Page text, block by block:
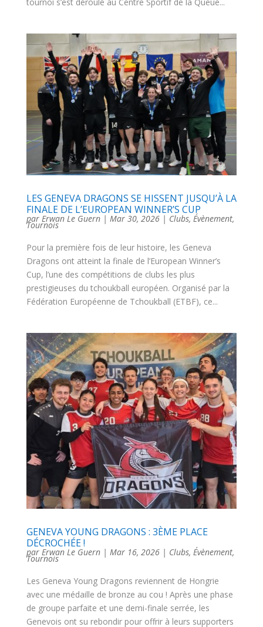
LES GENEVA DRAGONS SE HISSENT JUSQU’À LA
FINALE DE L’EUROPEAN WINNER’S CUP
par Erwan Le Guern| Mar 30, 2026| Clubs, Évènement,
Tournois
Pour la première fois de leur histoire, les Geneva
Dragons ont atteint la finale de l’European Winner’s
Cup, l’une des compétitions de clubs les plus
prestigieuses du tchoukball européen. Organisé par la
Fédération Européenne de Tchoukball (ETBF), ce...
GENEVA YOUNG DRAGONS : 3ÈME PLACE
DÉCROCHÉE !
par Erwan Le Guern| Mar 16, 2026| Clubs, Évènement,
Tournois
Les Geneva Young Dragons reviennent de Hongrie
avec une médaille de bronze au cou ! Après une phase
de groupe parfaite et une demi-finale serrée, les
Genevois ont su rebondir pour offrir à leurs supporters